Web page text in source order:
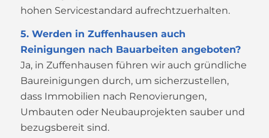
hohen Servicestandard aufrechtzuerhalten.
5. Werden in Zuffenhausen auch
Reinigungen nach Bauarbeiten angeboten?
Ja, in Zuffenhausen führen wir auch gründliche
Baureinigungen durch, um sicherzustellen,
dass Immobilien nach Renovierungen,
Umbauten oder Neubauprojekten sauber und
bezugsbereit sind.